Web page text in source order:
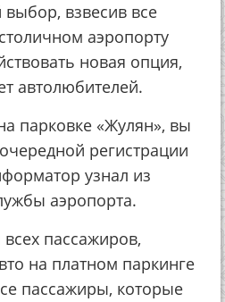
взвесив все
аэропорту
новая опция,
автолюбителей.
парковке «Жулян», вы
регистрации
узнал из
аэропорта.
всех пассажиров,
на платном паркинге
пассажиры, которые